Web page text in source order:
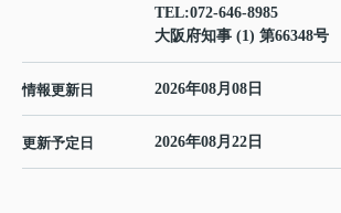
TEL:072-646-8985
大阪府知事 (1) 第66348号
情報更新日 2026年08月08日
更新予定日 2026年08月22日